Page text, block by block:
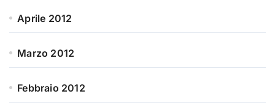
Aprile 2012
Marzo 2012
Febbraio 2012